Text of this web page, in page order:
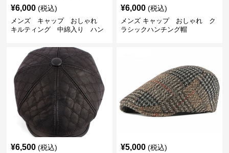
¥6,000 (税込)
メンズ キャップ おしゃれ
キルティング 中綿入り ハン
¥6,000 (税込)
メンズ キャップ おしゃれ ク
ラシックハンチング帽
¥6,500 (税込) ¥5,000 (税込)